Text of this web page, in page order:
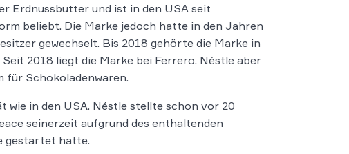
Erdnussbutter und ist in den USA seit
beliebt. Die Marke jedoch hatte in den Jahren
gewechselt. Bis 2018 gehörte die Marke in
Seit 2018 liegt die Marke bei Ferrero. Néstle aber
für Schokoladenwaren.
wie in den USA. Néstle stellte schon vor 20
seinerzeit aufgrund des enthaltenden
gestartet hatte.